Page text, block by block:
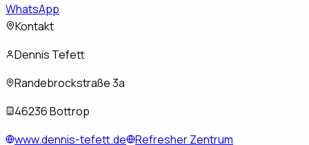
WhatsApp
Kontakt
Dennis Tefett
Randebrockstraße 3a
46236 Bottrop
www.dennis-tefett.de
Refresher Zentrum